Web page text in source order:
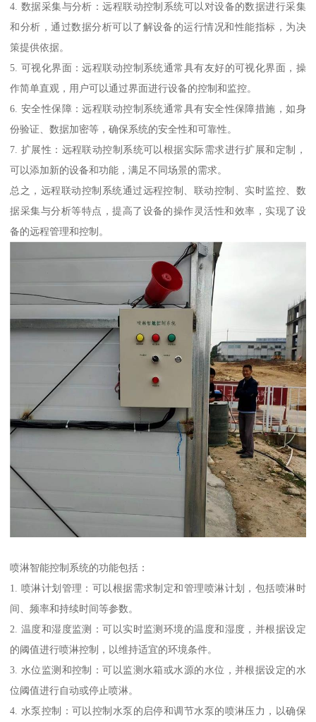
4. 数据采集与分析：远程联动控制系统可以对设备的数据进行采集
和分析，通过数据分析可以了解设备的运行情况和性能指标，为决
策提供依据。
5. 可视化界面：远程联动控制系统通常具有友好的可视化界面，操
作简单直观，用户可以通过界面进行设备的控制和监控。
6. 安全性保障：远程联动控制系统通常具有安全性保障措施，如身
份验证、数据加密等，确保系统的安全性和可靠性。
7. 扩展性：远程联动控制系统可以根据实际需求进行扩展和定制，
可以添加新的设备和功能，满足不同场景的需求。
总之，远程联动控制系统通过远程控制、联动控制、实时监控、数
据采集与分析等特点，提高了设备的操作灵活性和效率，实现了设
备的远程管理和控制。
喷淋智能控制系统的功能包括：
1. 喷淋计划管理：可以根据需求制定和管理喷淋计划，包括喷淋时
间、频率和持续时间等参数。
2. 温度和湿度监测：可以实时监测环境的温度和湿度，并根据设定
的阈值进行喷淋控制，以维持适宜的环境条件。
3. 水位监测和控制：可以监测水箱或水源的水位，并根据设定的水
位阈值进行自动或停止喷淋。
4. 水泵控制：可以控制水泵的启停和调节水泵的喷淋压力，以确保